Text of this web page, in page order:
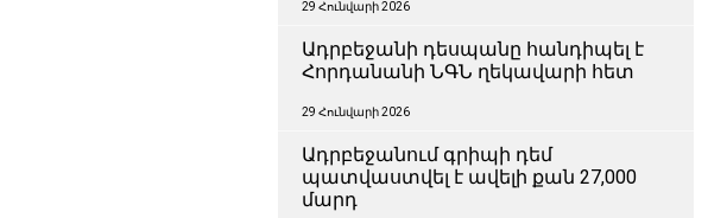
29 Հունվարի 2026
Ադրբեջանի դեսպանը հանդիպել է
Հորդանանի ՆԳՆ ղեկավարի հետ
29 Հունվարի 2026
Ադրբեջանում գրիպի դեմ
պատվաստվել է ավելի քան 27,000
մարդ